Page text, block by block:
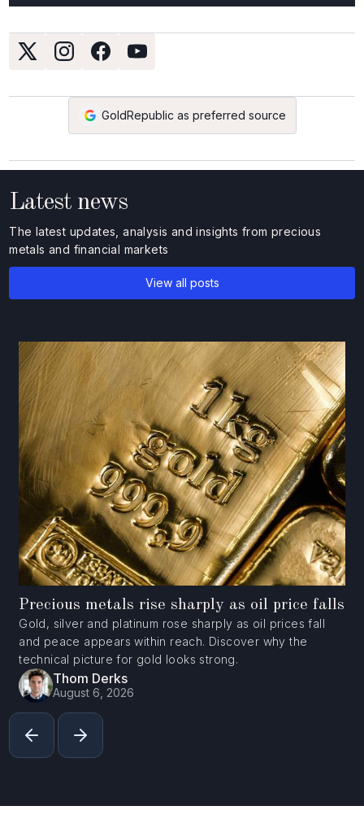
GoldRepublic as preferred source
Latest news
The latest updates, analysis and insights from precious
metals and financial markets
View all posts
Precious metals rise sharply as oil price falls
Gold, silver and platinum rose sharply as oil prices fall
and peace appears within reach. Discover why the
technical picture for gold looks strong.
Thom Derks
August 6, 2026